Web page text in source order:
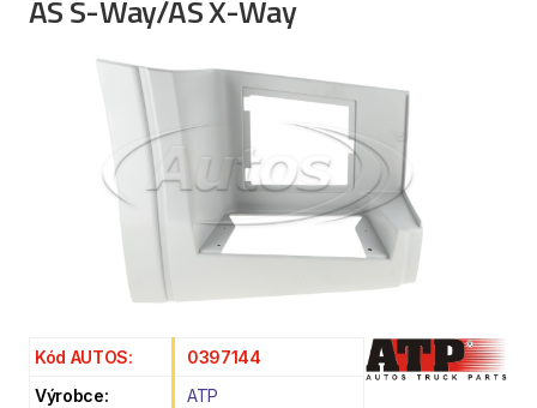
AS S-Way/AS X-Way
Kód AUTOS:
0397144
Výrobce:
ATP